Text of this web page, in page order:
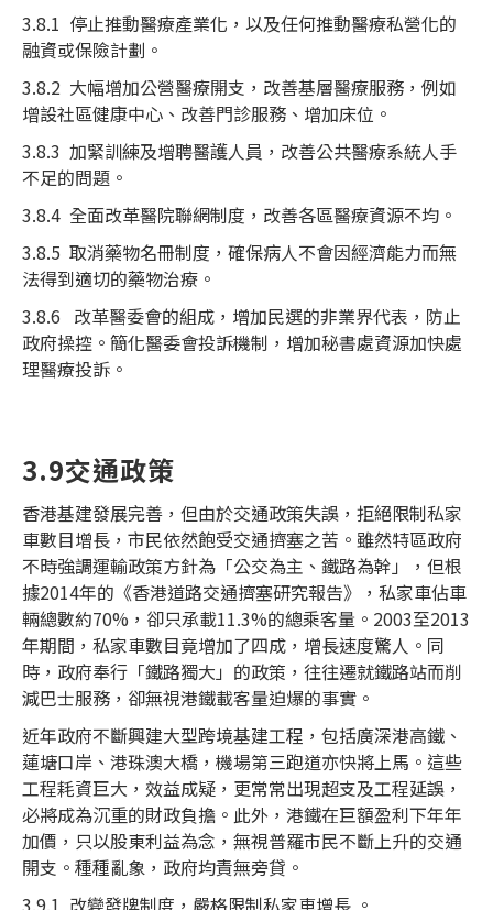
3.8.1 停止推動醫療產業化，以及任何推動醫療私營化的
融資或保險計劃。
3.8.2 大幅增加公營醫療開支，改善基層醫療服務，例如
增設社區健康中心、改善門診服務、增加床位。
3.8.3 加緊訓練及增聘醫護人員，改善公共醫療系統人手
不足的問題。
3.8.4 全面改革醫院聯網制度，改善各區醫療資源不均。
3.8.5 取消藥物名冊制度，確保病人不會因經濟能力而無
法得到適切的藥物治療。
3.8.6 改革醫委會的組成，增加民選的非業界代表，防止
政府操控。簡化醫委會投訴機制，增加秘書處資源加快處
理醫療投訴。
3.9交通政策
香港基建發展完善，但由於交通政策失誤，拒絕限制私家
車數目增長，市民依然飽受交通擠塞之苦。雖然特區政府
不時強調運輸政策方針為「公交為主、鐵路為幹」，但根
據2014年的《香港道路交通擠塞研究報告》，私家車佔車
輛總數約70%，卻只承載11.3%的總乘客量。2003至2013
年期間，私家車數目竟增加了四成，增長速度驚人。同
時，政府奉行「鐵路獨大」的政策，往往遷就鐵路站而削
減巴士服務，卻無視港鐵載客量迫爆的事實。
近年政府不斷興建大型跨境基建工程，包括廣深港高鐵、
蓮塘口岸、港珠澳大橋，機場第三跑道亦快將上馬。這些
工程耗資巨大，效益成疑，更常常出現超支及工程延誤，
必將成為沉重的財政負擔。此外，港鐵在巨額盈利下年年
加價，只以股東利益為念，無視普羅市民不斷上升的交通
開支。種種亂象，政府均責無旁貸。
3.9.1 改變發牌制度，嚴格限制私家車增長 。